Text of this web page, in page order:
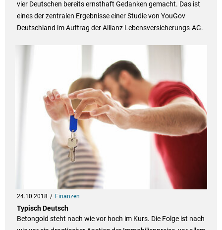
vier Deutschen bereits ernsthaft Gedanken gemacht. Das ist
eines der zentralen Ergebnisse einer Studie von YouGov
Deutschland im Auftrag der Allianz Lebensversicherungs-AG.
24.10.2018 Finanzen
Typisch Deutsch
Betongold steht nach wie vor hoch im Kurs. Die Folge ist nach